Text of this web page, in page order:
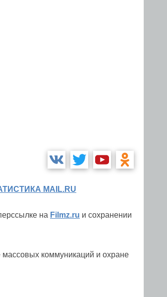
MAIL.RU
на Filmz.ru и сохранении
коммуникаций и охране